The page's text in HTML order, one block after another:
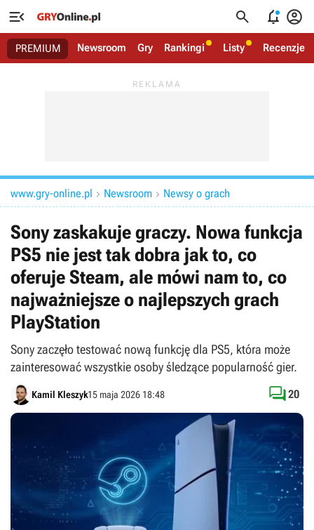
   
PREMIUM Newsroom Gry Rankingi Listy Recenzje
www.gry-online.pl  Newsroom  Newsy o grach
Sony zaskakuje graczy. Nowa funkcja
PS5 nie jest tak dobra jak to, co
oferuje Steam, ale mówi nam to, co
najważniejsze o najlepszych grach
PlayStation
Sony zaczęło testować nową funkcję dla PS5, która może
zainteresować wszystkie osoby śledzące popularność gier.
Kamil Kleszyk15 maja 2026 18:48 20